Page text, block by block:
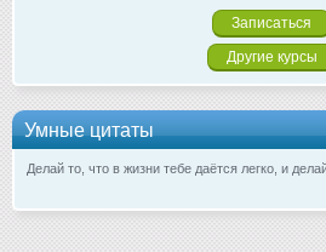
Записаться
Другие курсы
Умные цитаты
Делай то, что в жизни тебе даётся легко, и